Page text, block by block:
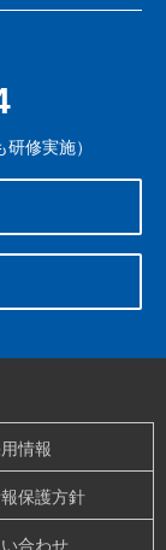
修実施）
情報
保護方針
合わせ